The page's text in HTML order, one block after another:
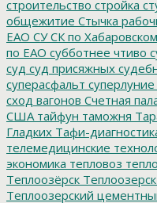
строительство стройка
общежитие Стычка
ЕАО СУ СК по
по ЕАО субботнее чтиво
суд суд присяжных
суперасфальт суперлуние
сход вагонов Счетная
США тайфун таможня
Гладких Тафи-
телемедицинские
экономика тепловоз
Теплоозёрск Теплоозерск
Теплоозерский